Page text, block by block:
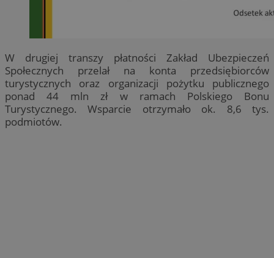
W drugiej transzy płatności Zakład Ubezpieczeń
Społecznych przelał na konta przedsiębiorców
turystycznych oraz organizacji pożytku publicznego
ponad 44 mln zł w ramach Polskiego Bonu
Turystycznego. Wsparcie otrzymało ok. 8,6 tys.
podmiotów.